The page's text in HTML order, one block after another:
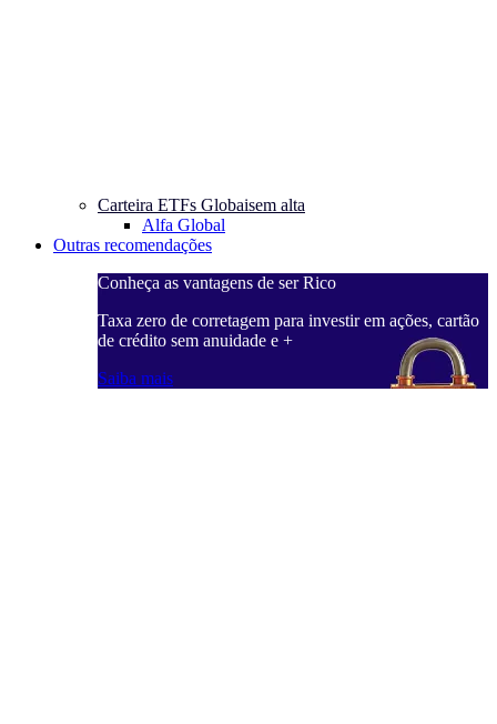
Carteira ETFs Globaisem alta
Alfa Global
Outras recomendações
Conheça as vantagens de ser Rico
Taxa zero de corretagem para investir em ações, cartão
de crédito sem anuidade e +
Saiba mais